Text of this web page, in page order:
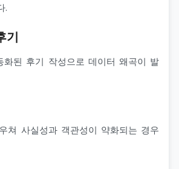
.
기
화된 후기 작성으로 데이터 왜곡이 발
쳐 사실성과 객관성이 약화되는 경우